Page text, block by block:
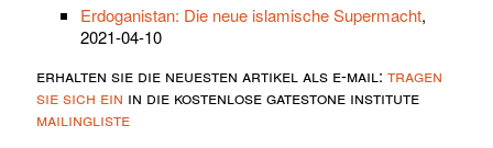
Erdoganistan: Die neue islamische Supermacht,
2021-04-10
erhalten sie die neuesten artikel als e-mail: tragen
sie sich ein in die kostenlose gatestone institute
mailingliste